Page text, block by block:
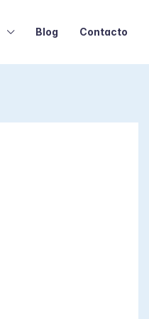
Blog Contacto